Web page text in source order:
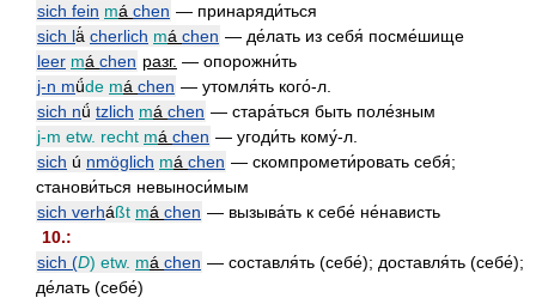
sich fein má chen — принаряди́ться
sich lä́ cherlich má chen — де́лать из себя́ посме́шище
leer má chen разг. — опорожни́ть
j-n mǘde má chen — утомля́ть кого́-л.
sich nǘ tzlich má chen — стара́ться быть поле́зным
j-m etw. recht má chen — угоди́ть кому́-л.
sich ú nmöglich má chen — скомпромети́ровать себя́;
станови́ться невыноси́мым
sich verháßt má chen — вызыва́ть к себе́ не́нависть
10.:
sich (D) etw. má chen — составля́ть (себе́); доставля́ть (себе́);
де́лать (себе́)